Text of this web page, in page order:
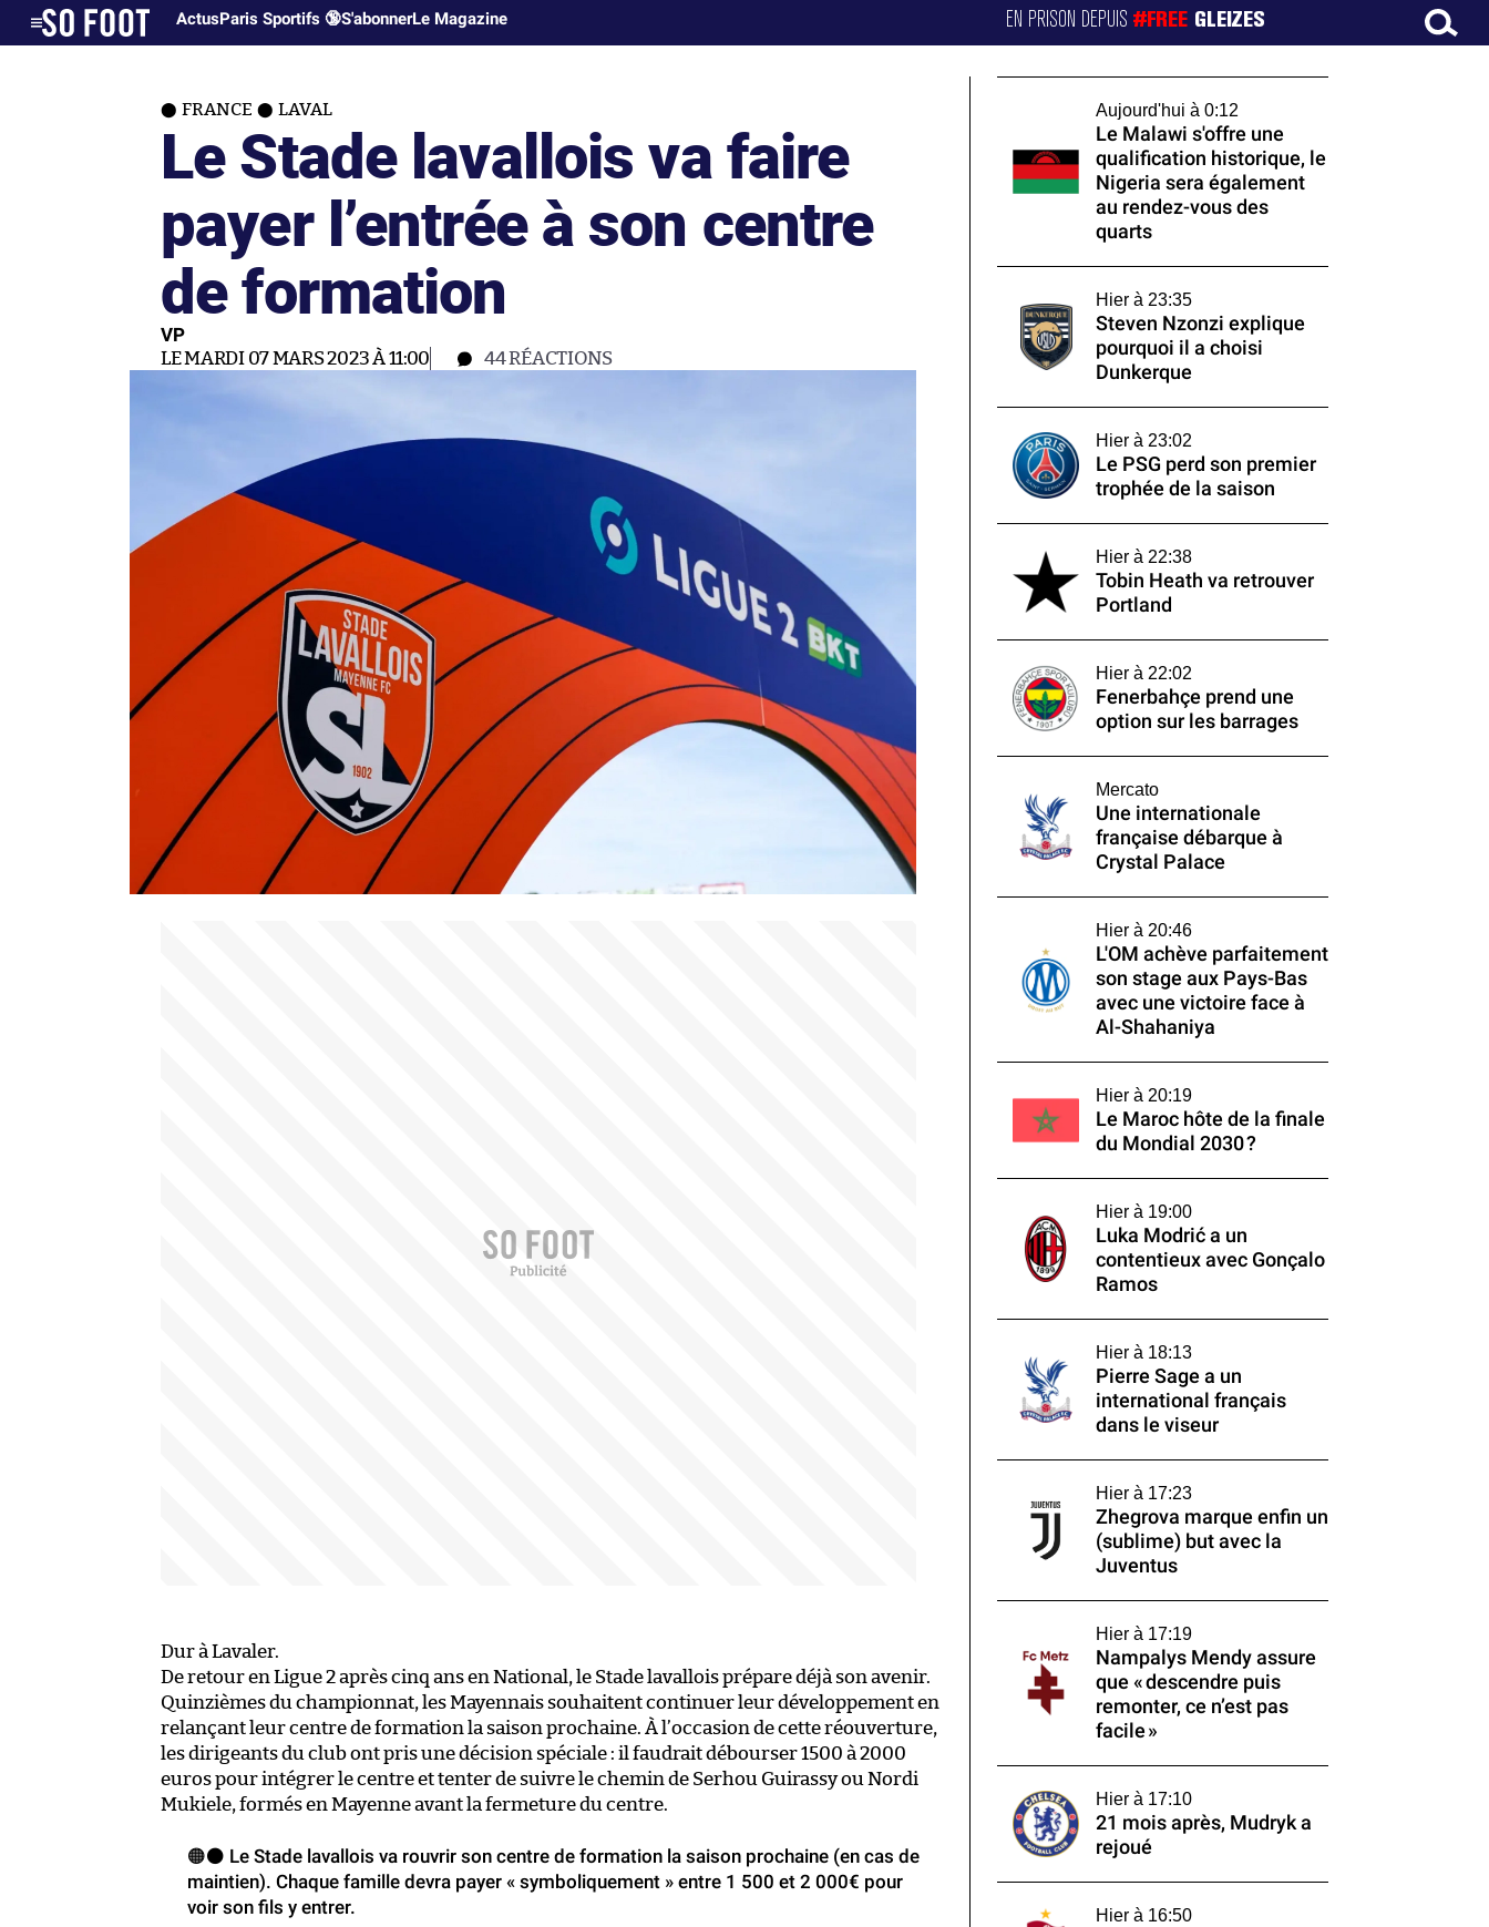
ActusParis Sportifs 🔞S'abonnerLe Magazine EN PRISON DEPUIS#FREE GLEIZES
FRANCE LAVAL
Le Stade lavallois va faire
payer l’entrée à son centre
de formation
VP
LE MARDI 07 MARS 2023 À 11:00 44RÉACTIONS
Dur à Lavaler.
De retour en Ligue 2 après cinq ans en National, le Stade lavallois prépare déjà son avenir.
Quinzièmes du championnat, les Mayennais souhaitent continuer leur développement en
relançant leur centre de formation la saison prochaine. À l’occasion de cette réouverture,
les dirigeants du club ont pris une décision spéciale : il faudrait débourser 1500 à 2000
euros pour intégrer le centre et tenter de suivre le chemin de Serhou Guirassy ou Nordi
Mukiele, formés en Mayenne avant la fermeture du centre.
🟠⚫️ Le Stade lavallois va rouvrir son centre de formation la saison prochaine (en cas de
maintien). Chaque famille devra payer « symboliquement » entre 1 500 et 2 000€ pour
voir son fils y entrer.
Aujourd'hui à 0:12
Le Malawi s'offre une
qualification historique, le
Nigeria sera également
au rendez-vous des
quarts
Hier à 23:35
Steven Nzonzi explique
pourquoi il a choisi
Dunkerque
Hier à 23:02
Le PSG perd son premier
trophée de la saison
Hier à 22:38
Tobin Heath va retrouver
Portland
Hier à 22:02
Fenerbahçe prend une
option sur les barrages
Mercato
Une internationale
française débarque à
Crystal Palace
Hier à 20:46
L'OM achève parfaitement
son stage aux Pays-Bas
avec une victoire face à
Al-Shahaniya
Hier à 20:19
Le Maroc hôte de la finale
du Mondial 2030 ?
Hier à 19:00
Luka Modrić a un
contentieux avec Gonçalo
Ramos
Hier à 18:13
Pierre Sage a un
international français
dans le viseur
Hier à 17:23
Zhegrova marque enfin un
(sublime) but avec la
Juventus
Hier à 17:19
Nampalys Mendy assure
que « descendre puis
remonter, ce n’est pas
facile »
Hier à 17:10
21 mois après, Mudryk a
rejoué
Hier à 16:50